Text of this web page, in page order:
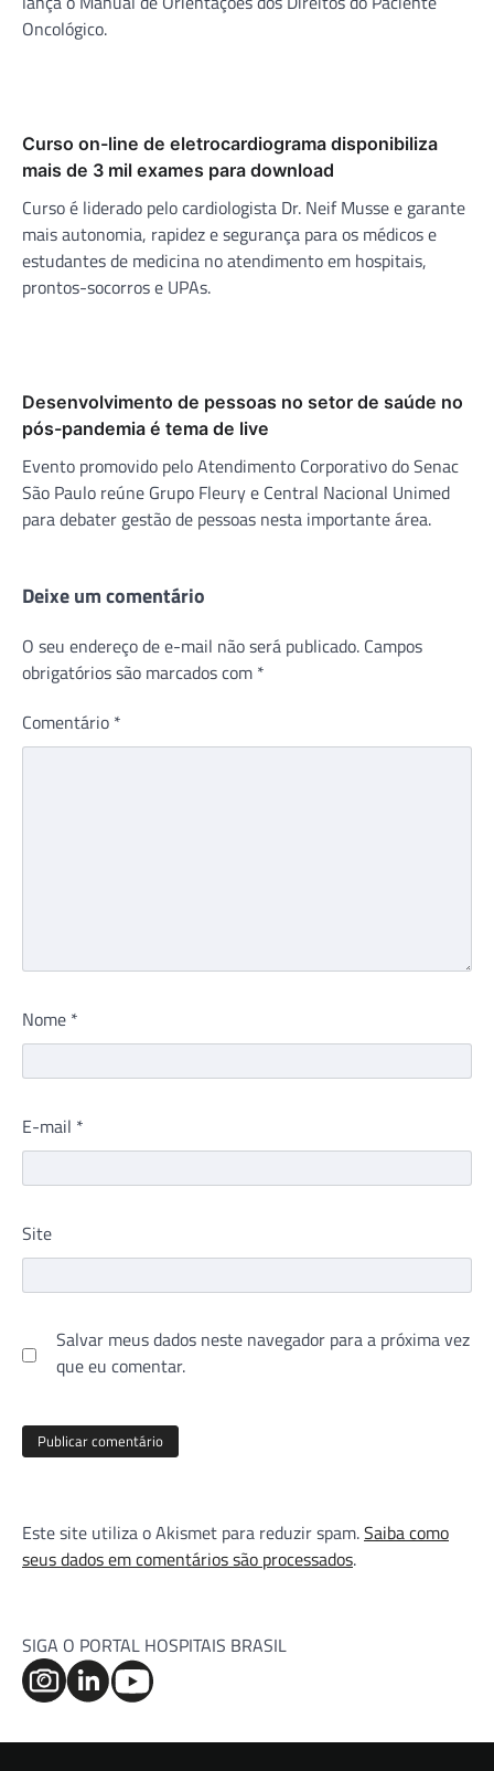
Oncológico.
Curso on-line de eletrocardiograma disponibiliza
mais de 3 mil exames para download
Curso é liderado pelo cardiologista Dr. Neif Musse e garante
mais autonomia, rapidez e segurança para os médicos e
estudantes de medicina no atendimento em hospitais,
prontos-socorros e UPAs.
Desenvolvimento de pessoas no setor de saúde no
pós-pandemia é tema de live
Evento promovido pelo Atendimento Corporativo do Senac
São Paulo reúne Grupo Fleury e Central Nacional Unimed
para debater gestão de pessoas nesta importante área.
Deixe um comentário
O seu endereço de e-mail não será publicado. Campos
obrigatórios são marcados com *
Comentário *
Nome *
E-mail *
Site
Salvar meus dados neste navegador para a próxima vez
que eu comentar.
Este site utiliza o Akismet para reduzir spam.Saiba como
seus dados em comentários são processados.
SIGA O PORTAL HOSPITAIS BRASIL